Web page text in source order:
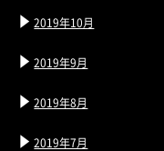
2019年10月
2019年9月
2019年8月
2019年7月